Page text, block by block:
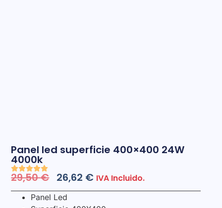
Panel led superficie 400×400 24W
4000k
29,50€ 26,62 € IVA Incluido.
Panel Led